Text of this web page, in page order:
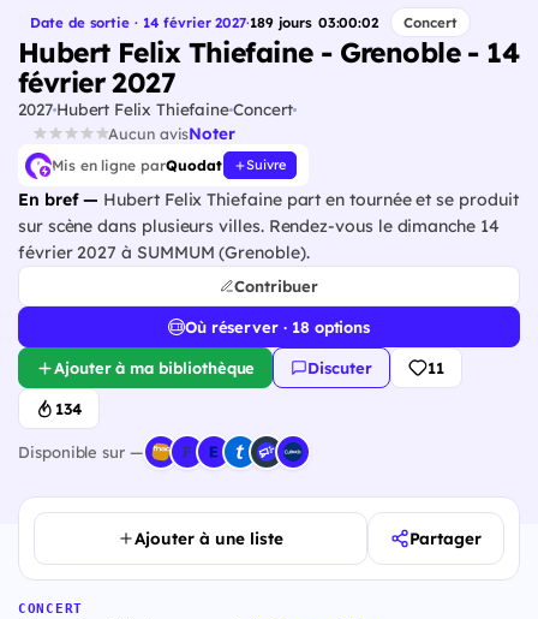
Date de sortie · 14 février 2027·189jours 03:00:01 Concert
Hubert Felix Thiefaine - Grenoble - 14
février 2027
2027Hubert Felix ThiefaineConcert
Aucun avisNoter
Mis en ligne parQuodat Suivre
En bref — Hubert Felix Thiefaine part en tournée et se produit
sur scène dans plusieurs villes. Rendez-vous le dimanche 14
février 2027 à SUMMUM (Grenoble).
Contribuer
Où réserver · 18 options
Ajouter à ma bibliothèque Discuter 11
134
Disponible sur —
Ajouter à une liste Partager
CONCERT